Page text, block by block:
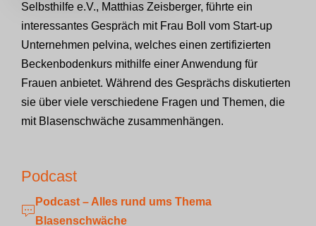
Selbsthilfe e.V., Matthias Zeisberger, führte ein
interessantes Gespräch mit Frau Boll vom Start-up
Unternehmen pelvina, welches einen zertifizierten
Beckenbodenkurs mithilfe einer Anwendung für
Frauen anbietet. Während des Gesprächs diskutierten
sie über viele verschiedene Fragen und Themen, die
mit Blasenschwäche zusammenhängen.
Podcast
Podcast – Alles rund ums Thema
Blasenschwäche